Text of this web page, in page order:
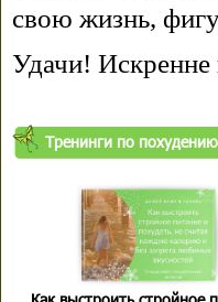
свою жизнь,
Удачи!
Тренинги по похудению